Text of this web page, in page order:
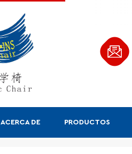
ACERCA DE PRODUCTOS